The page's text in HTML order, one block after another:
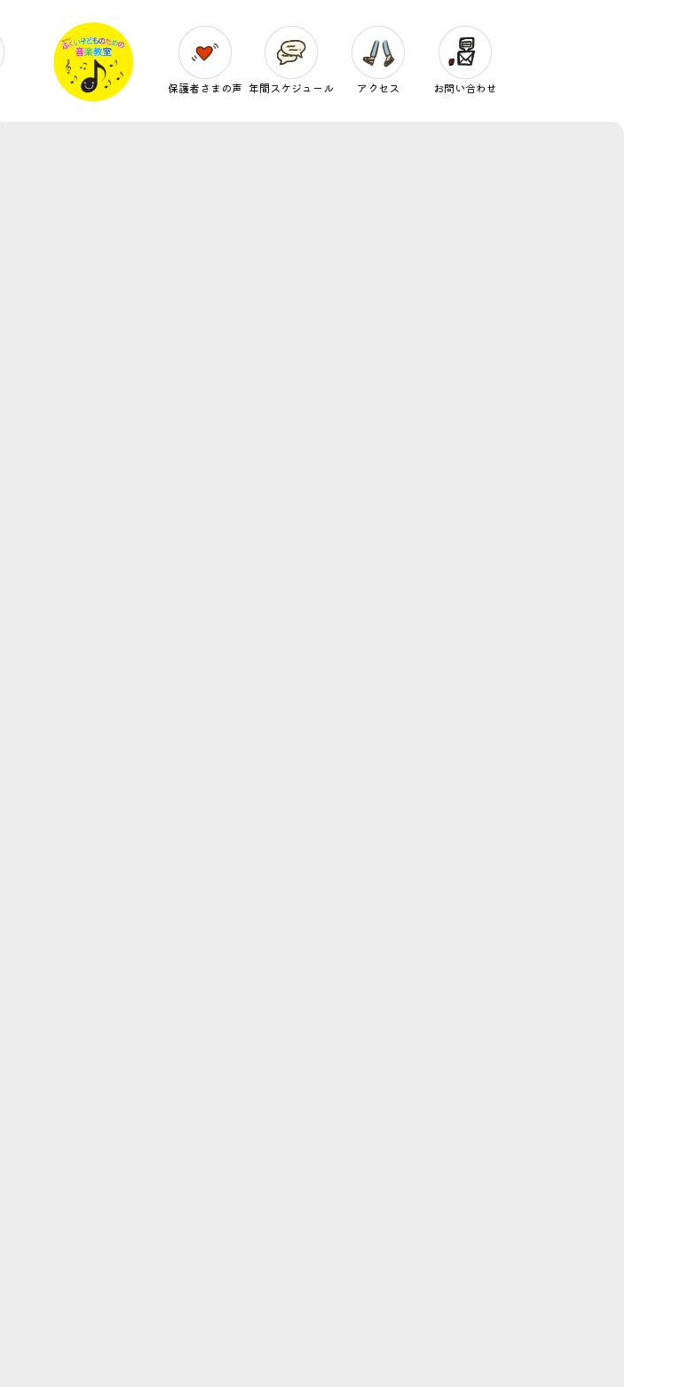
保護者さまの声 年間スケジュール アクセス お問い合わせ